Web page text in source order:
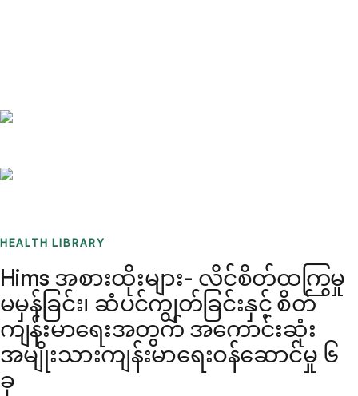
HEALTH LIBRARY
Hims အစားထိုးများ- လိင်စိတ်ထကြွမှု
မမှန်ခြင်း၊ ဆံပင်ကျွတ်ခြင်းနှင့် စိတ်
ကျန်းမာရေးအတွက် အကောင်းဆုံး
အမျိုးသားကျန်းမာရေးဝန်ဆောင်မှု ၆
ခု